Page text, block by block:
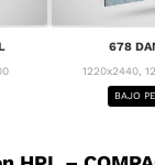
678
1220x2440,
BAJO